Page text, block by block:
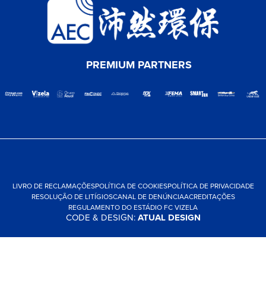
PREMIUM PARTNERS
LIVRO DE RECLAMAÇÕESPOLÍTICA DE COOKIESPOLÍTICA DE PRIVACIDADE
RESOLUÇÃO DE LITÍGIOSCANAL DE DENÚNCIAACREDITAÇÕES
REGULAMENTO DO ESTÁDIO FC VIZELA
CODE & DESIGN:ATUAL DESIGN